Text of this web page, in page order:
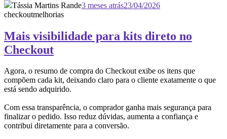
Tássia Martins Rande3 meses atrás23/04/2026
checkoutmelhorias
Mais visibilidade para kits direto no
Checkout
Agora, o resumo de compra do Checkout exibe os itens que
compõem cada kit, deixando claro para o cliente exatamente o que
está sendo adquirido.
Com essa transparência, o comprador ganha mais segurança para
finalizar o pedido. Isso reduz dúvidas, aumenta a confiança e
contribui diretamente para a conversão.